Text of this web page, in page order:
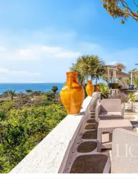
tesisi" ödülüyleçevre
ödüllendirilen parkın
Küçük bir bahçeye
sahip 20 bağımsız
eko-sürdürülebilirliğe
güneş ve fotovoltaik
havuzlar için su geri
saygılı, maksimum
tasarlanmıştır.